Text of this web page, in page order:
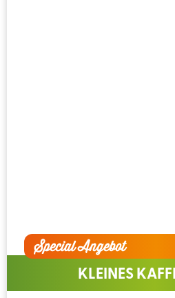
Special Angebot
KLEINES